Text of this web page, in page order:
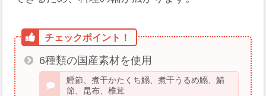
6種類の国産素材を使用
鰹節、煮干かたくち鰯、煮干うるめ鰯、鯖
節、昆布、椎茸